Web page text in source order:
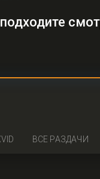
ВСЕ РАЗДАЧИ